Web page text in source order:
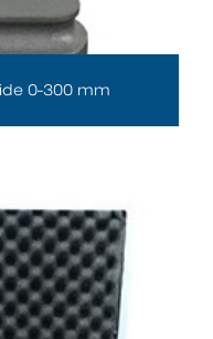
0-300 mm